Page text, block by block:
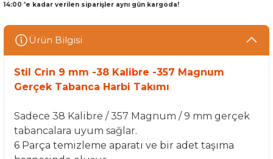
14:00 'e kadar verilen siparişler aynı gün kargoda!
Ürün Bilgisi
Stil Crin 9 mm -38 Kalibre -357 Magnum
Gerçek Tabanca Harbi Takımı
Sadece 38 Kalibre / 357 Magnum / 9 mm gerçek
tabancalara uyum sağlar.
6 Parça temizleme aparatı ve bir adet taşıma